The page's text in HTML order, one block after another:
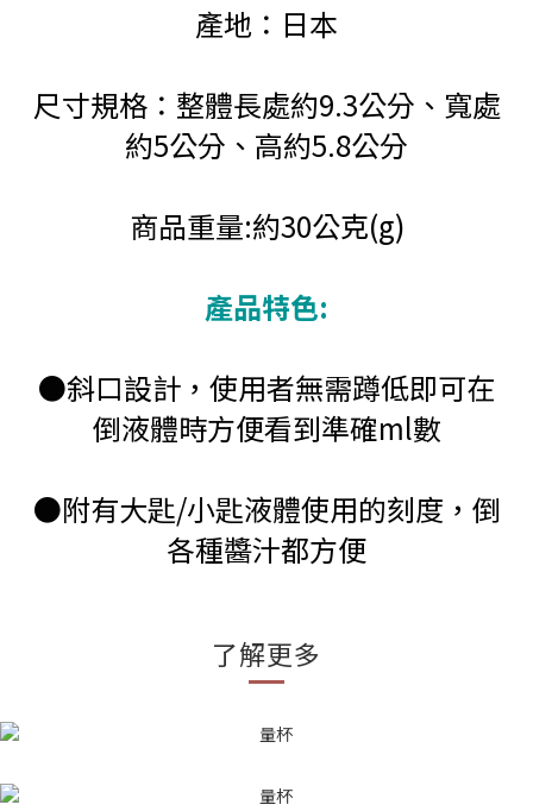
產地：日本
尺寸規格：整體長處約9.3公分、寬處
約5公分、高約5.8公分
商品重量:約30公克(g)
產品特色:
●斜口設計，使用者無需蹲低即可在
倒液體時方便看到準確ml數
●附有大匙/小匙液體使用的刻度，倒
各種醬汁都方便
了解更多